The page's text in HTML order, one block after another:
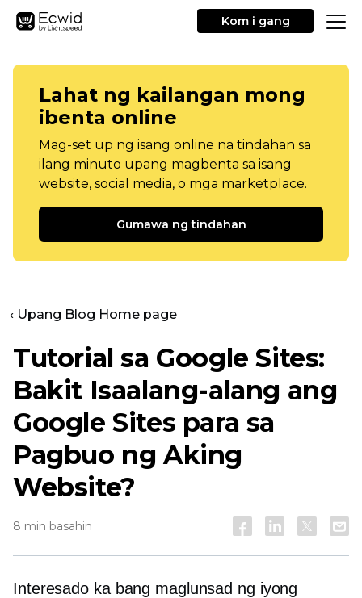
Kom i gang
Lahat ng kailangan mong
ibenta online
Mag-set up ng isang online na tindahan sa
ilang minuto upang magbenta sa isang
website, social media, o mga marketplace.
Gumawa ng tindahan
‹ Upang Blog Home page
Tutorial sa Google Sites:
Bakit Isaalang-alang ang
Google Sites para sa
Pagbuo ng Aking
Website?
8 min basahin
Interesado ka bang maglunsad ng iyong